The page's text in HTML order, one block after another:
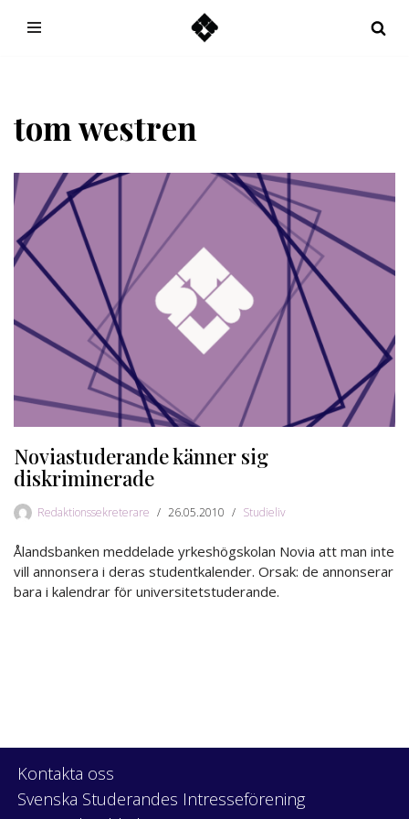
tom westren
Noviastuderande känner sig
diskriminerade
Redaktionssekreterare 26.05.2010 Studieliv
Ålandsbanken meddelade yrkeshögskolan Novia att man inte
vill annonsera i deras studentkalender. Orsak: de annonserar
bara i kalendrar för universitetstuderande.
Kontakta oss
Svenska Studerandes Intresseförening